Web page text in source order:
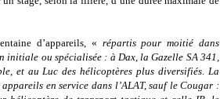
d’appareils, « répartis pour moitié dans
initiale ou spécialisée : à Dax, la Gazelle SA 341,
et au Luc des hélicoptères plus diversifiés.La
en service dans l’ALAT, sauf le Cougar :